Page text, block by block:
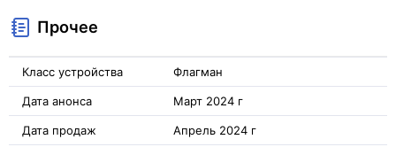
Прочее
Класс устройства Флагман
Дата анонса Март 2024 г
Дата продаж Апрель 2024 г